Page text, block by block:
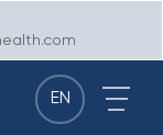
EN